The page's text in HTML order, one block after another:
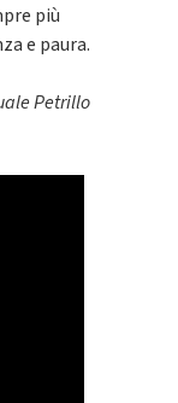
più
e paura.
Petrillo